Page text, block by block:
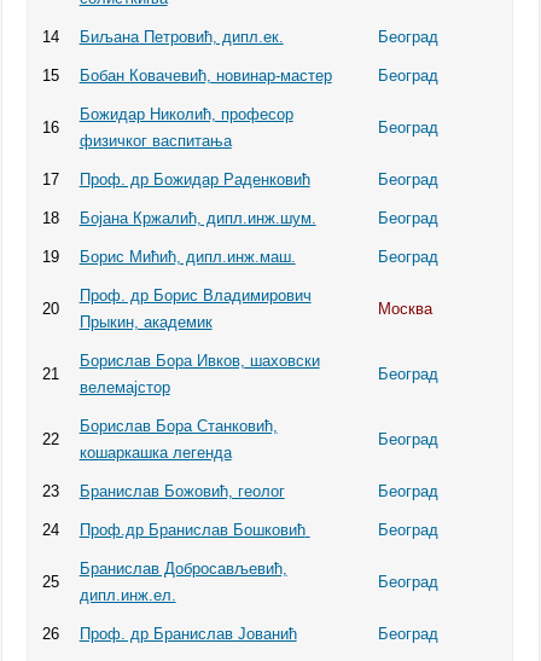
14 Биљана Петровић, дипл.ек. Београд
15 Бобан Ковачевић, новинар-мастер Београд
16
Божидар Николић, професор
физичког васпитања
Београд
17 Проф. др Божидар Раденковић Београд
18 Бојана Кржалић, дипл.инж.шум. Београд
19 Борис Мићић, дипл.инж.маш. Београд
20
Проф. др Борис Владимирович
Прыкин, академик
Москва
21
Бoрислав Бора Ивков, шаховски
велемајстор
Београд
22
Бoрислав Бора Станковић,
кошаркашка легенда
Београд
23 Бранислав Божовић, геолог Београд
24 Проф.др Бранислав Бошковић Београд
25
Бранислав Добросављевић,
дипл.инж.ел.
Београд
26 Проф. др Бранислав Јованић Београд